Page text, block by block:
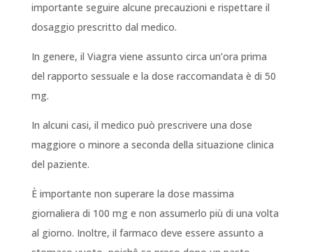
importante seguire alcune precauzioni e rispettare il
dosaggio prescritto dal medico.
In genere, il Viagra viene assunto circa un’ora prima
del rapporto sessuale e la dose raccomandata è di 50
mg.
In alcuni casi, il medico può prescrivere una dose
maggiore o minore a seconda della situazione clinica
del paziente.
È importante non superare la dose massima
giornaliera di 100 mg e non assumerlo più di una volta
al giorno. Inoltre, il farmaco deve essere assunto a